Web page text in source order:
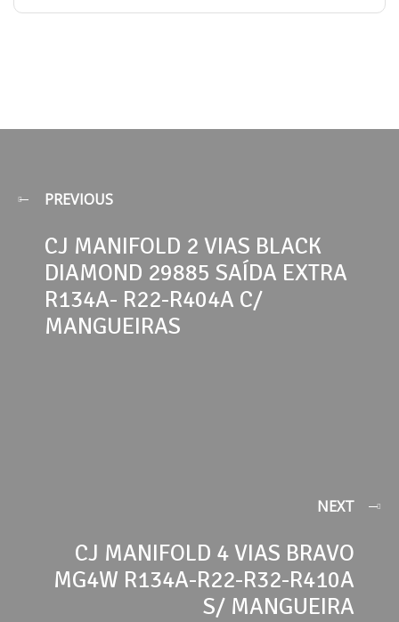
PREVIOUS
CJ MANIFOLD 2 VIAS BLACK
DIAMOND 29885 SAÍDA EXTRA
R134A- R22-R404A C/
MANGUEIRAS
NEXT
CJ MANIFOLD 4 VIAS BRAVO
MG4W R134A-R22-R32-R410A
S/ MANGUEIRA